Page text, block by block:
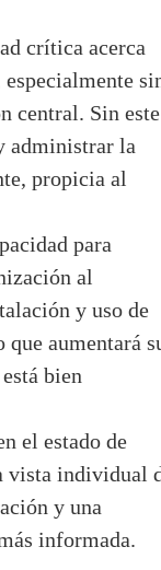
crítica acerca
especialmente
central. Sin este
administrar la
propicia al
para
al
y uso de
aumentará
bien
el estado de
vista individual
y una
informada.